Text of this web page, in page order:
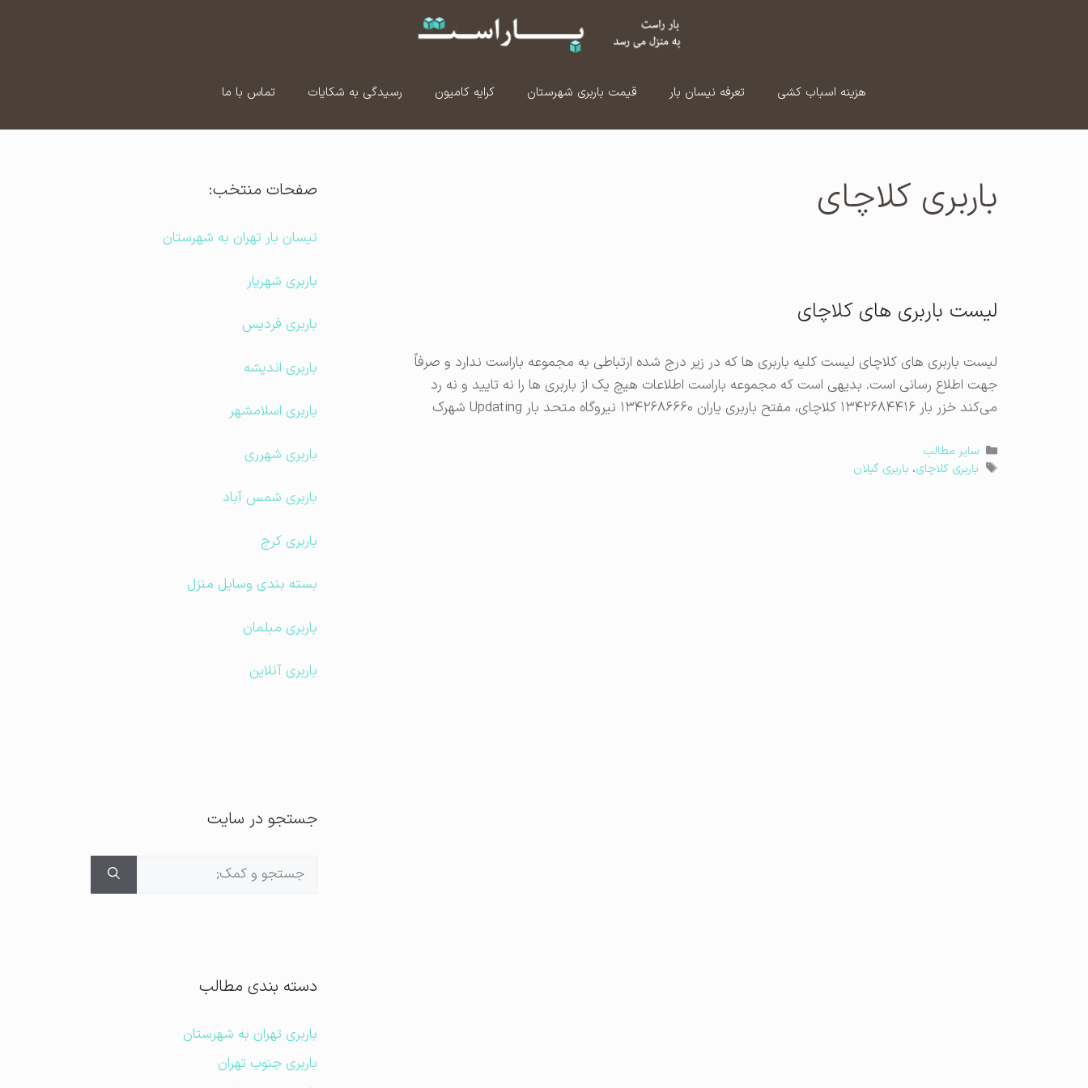
هزینه اسباب کشی تعرفه نیسان بار قیمت باربری شهرستان کرایه کامیون رسیدگی به شکایات تماس با ما
باربری کلاچای
لیست باربری های کلاچای
لیست باربری های کلاچای لیست کلیه باربری ها که در زیر درج شده ارتباطی به مجموعه باراست ندارد و صرفاً
جهت اطلاع رسانی است. بدیهی است که مجموعه باراست اطلاعات هیچ یک از باربری ها را نه تایید و نه رد
می‌کند خزر بار ۱۳۴۲۶۸۴۴۱۶ کلاچای، مفتح باربری یاران ۱۳۴۲۶۸۶۶۶۰ نیروگاه متحد بار Updating شهرک
دسته‌ها
سایر مطالب
برچسب‌ها
باربری کلاچای، باربری گیلان
صفحات منتخب:
نیسان بار تهران به شهرستان
باربری شهریار
باربری فردیس
باربری اندیشه
باربری اسلامشهر
باربری شهرری
باربری شمس آباد
باربری کرج
بسته بندی وسایل منزل
باربری مبلمان
باربری آنلاین
جستجو در سایت
جستجوی
دسته بندی مطالب
باربری تهران به شهرستان
باربری جنوب تهران